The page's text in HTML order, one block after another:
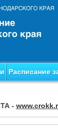
Расписание
-